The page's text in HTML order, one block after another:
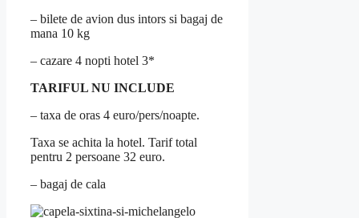
– bilete de avion dus intors si bagaj de
mana 10 kg
– cazare 4 nopti hotel 3*
TARIFUL NU INCLUDE
– taxa de oras 4 euro/pers/noapte.
Taxa se achita la hotel. Tarif total
pentru 2 persoane 32 euro.
– bagaj de cala